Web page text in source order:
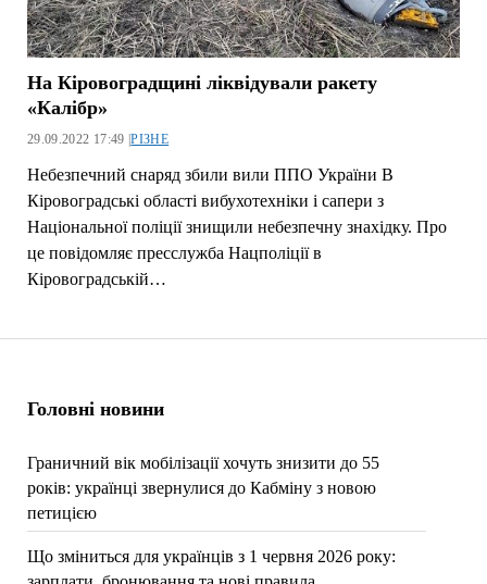
Головні новини
Граничний вік мобілізації хочуть знизити до 55
років: українці звернулися до Кабміну з новою
петицією
Що зміниться для українців з 1 червня 2026 року:
На Кіровоградщині ліквідували ракету
«Калібр»
29.09.2022 17:49 |РІЗНЕ
Небезпечний снаряд збили вили ППО України В
Кіровоградські області вибухотехніки і сапери з
Національної поліції знищили небезпечну знахідку. Про
це повідомляє пресслужба Нацполіції в
Кіровоградській…